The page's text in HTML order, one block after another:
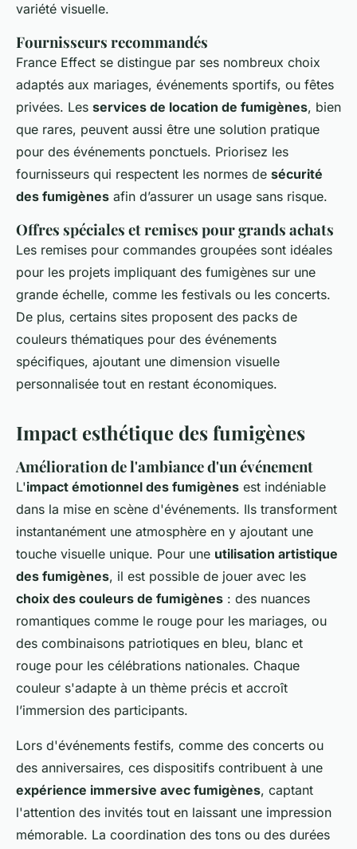
variété visuelle.
Fournisseurs recommandés
France Effect se distingue par ses nombreux choix
adaptés aux mariages, événements sportifs, ou fêtes
privées. Les services de location de fumigènes, bien
que rares, peuvent aussi être une solution pratique
pour des événements ponctuels. Priorisez les
fournisseurs qui respectent les normes de sécurité
des fumigènes afin d’assurer un usage sans risque.
Offres spéciales et remises pour grands achats
Les remises pour commandes groupées sont idéales
pour les projets impliquant des fumigènes sur une
grande échelle, comme les festivals ou les concerts.
De plus, certains sites proposent des packs de
couleurs thématiques pour des événements
spécifiques, ajoutant une dimension visuelle
personnalisée tout en restant économiques.
Impact esthétique des fumigènes
Amélioration de l'ambiance d'un événement
L'impact émotionnel des fumigènes est indéniable
dans la mise en scène d'événements. Ils transforment
instantanément une atmosphère en y ajoutant une
touche visuelle unique. Pour une utilisation artistique
des fumigènes, il est possible de jouer avec les
choix des couleurs de fumigènes : des nuances
romantiques comme le rouge pour les mariages, ou
des combinaisons patriotiques en bleu, blanc et
rouge pour les célébrations nationales. Chaque
couleur s'adapte à un thème précis et accroît
l’immersion des participants.
Lors d'événements festifs, comme des concerts ou
des anniversaires, ces dispositifs contribuent à une
expérience immersive avec fumigènes, captant
l'attention des invités tout en laissant une impression
mémorable. La coordination des tons ou des durées